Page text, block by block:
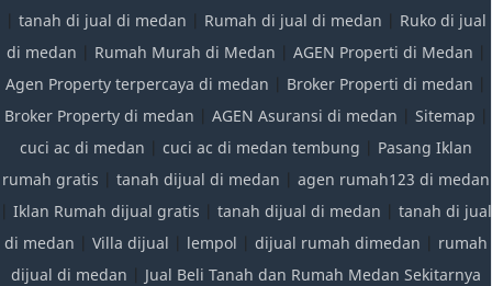
| tanah di jual di medan | Rumah di jual di medan | Ruko di jual
di medan | Rumah Murah di Medan | AGEN Properti di Medan |
Agen Property terpercaya di medan | Broker Properti di medan |
Broker Property di medan | AGEN Asuransi di medan | Sitemap |
cuci ac di medan | cuci ac di medan tembung | Pasang Iklan
rumah gratis | tanah dijual di medan | agen rumah123 di medan
| Iklan Rumah dijual gratis | tanah dijual di medan | tanah di jual
di medan | Villa dijual | lempol | dijual rumah dimedan | rumah
dijual di medan | Jual Beli Tanah dan Rumah Medan Sekitarnya